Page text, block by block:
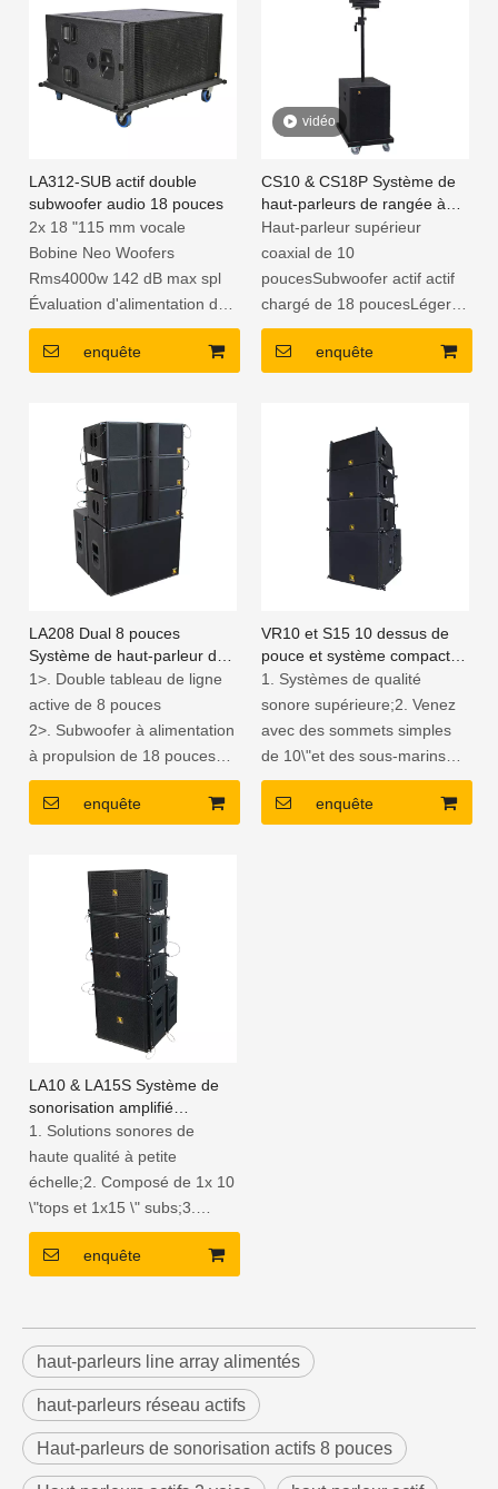
Contreplaqué de bouleau
russe avec finition polyurée
Peinture polyurée
LA312-SUB actif double
subwoofer audio 18 pouces
2x 18 "115 mm vocale
Bobine Neo Woofers
Rms4000w 142 dB max spl
Évaluation d'alimentation du
système 4000 Watts RMS
Armoire en contreplaqué de
Cadre en acier perforé noir
Amplificateur de plaque DSP
2CH puissant avec PFC
enquête
vidéo
CS10 & CS18P Système de
haut-parleurs de rangée à
moteur coaxial de 10 pouces
de 10 pouces
Haut-parleur supérieur
coaxial de 10
poucesSubwoofer actif actif
chargé de 18 poucesLéger et
compactAmplificateur de
plaque DSPenquête
LA208 Dual 8 pouces
Système de haut-parleur de
ligne de ligne auto-alimentée
1>. Double tableau de ligne
active de 8 pouces
2>. Subwoofer à alimentation
à propulsion de 18 pouces
3>. Chauffeurs de néodyme
4>. Boîtier en contreplaqué
4>. Contrôle et gestion du
enquête
VR10 et S15 10 dessus de
pouce et système compact
actif de rangée de sous-
marins de 15 pouces
1. Systèmes de qualité
sonore supérieure;2. Venez
avec des sommets simples
de 10\"et des sous-marins
simples de 15\";3. Le haut et
les sous-marins ne mesurent
enquête
LA10 & LA15S Système de
sonorisation amplifié
compact de 10 lignes
1. Solutions sonores de
haute qualité à petite
échelle;2. Composé de 1x 10
\"tops et 1x15 \" subs;3.
Enceinte rectangulaire en
contreplaqué de bouleau;4.
enquête
haut-parleurs line array alimentés
haut-parleurs réseau actifs
Haut-parleurs de sonorisation actifs 8 pouces